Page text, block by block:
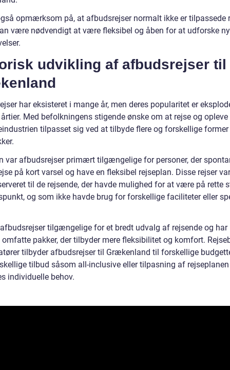
opmærksom på, at afbudsrejser normalt ikke er tilpassede
være nødvendigt at være fleksibel og åben for at udforske
udvikling af afbudsrejser til
har eksisteret i mange år, men deres popularitet er
Med befolkningens stigende ønske om at rejse og opleve
tilpasset sig ved at tilbyde flere og forskellige
var afbudsrejser primært tilgængelige for personer, der
på kort varsel og have en fleksibel rejseplan. Disse rejser
til de rejsende, der havde mulighed for at være på rette
og som ikke havde brug for forskellige faciliteter eller
tilgængelige for et bredt udvalg af rejsende og har
pakker, der tilbyder mere fleksibilitet og komfort.
tilbyder afbudsrejser til Grækenland til forskellige
tilbud såsom all-inclusive eller tilpasning af
individuelle behov.